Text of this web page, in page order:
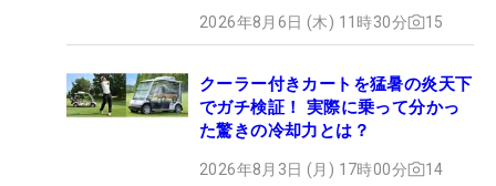
2026年8月6日 (木) 11時30分 15
クーラー付きカートを猛暑の炎天下
でガチ検証！ 実際に乗って分かっ
た驚きの冷却力とは？
2026年8月3日 (月) 17時00分 14